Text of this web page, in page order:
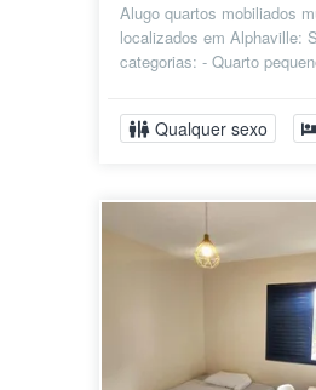
Alugo quartos mobiliados
localizados em Alphaville:
categorias: - Quarto
Quar...
Qualquer sexo